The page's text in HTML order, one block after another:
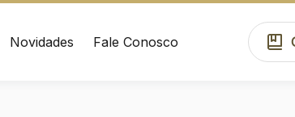
Novidades Fale Conosco